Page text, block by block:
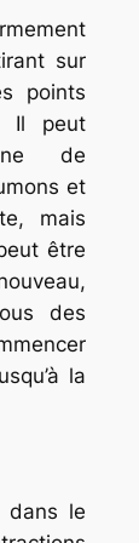
sur
points
Il peut
de
et
mais
être
des
la
dans le